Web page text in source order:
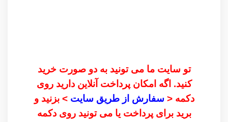
تو سایت ما می تونید به دو صورت خرید
کنید. اگه امکان پرداخت آنلاین دارید روی
دکمه <سفارش از طریق سایت> بزنید و
برید برای پرداخت یا می تونید روی دکمه